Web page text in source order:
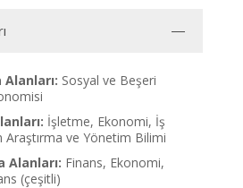
Sosyal ve Beşeri
İşletme, Ekonomi, İş
Araştırma ve Yönetim Bilimi
Alanları: Finans, Ekonomi,
(çeşitli)